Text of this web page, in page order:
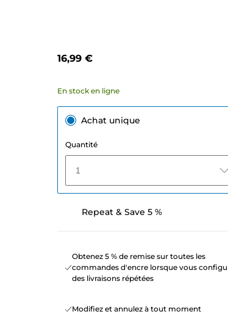
16,99 €
En stock en ligne
Achat unique
Quantité
1
Repeat & Save 5 %
Obtenez 5 % de remise sur toutes les
commandes d'encre lorsque vous
des livraisons répétées
Modifiez et annulez à tout moment